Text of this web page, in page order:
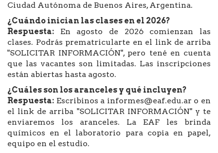
Ciudad Autónoma de Buenos Aires, Argentina.
¿Cuándo inician las clases en el 2026?
Respuesta: En agosto de 2026 comienzan las
clases. Podrás prematricularte en el link de arriba
"SOLICITAR INFORMACIÓN", pero tené en cuenta
que las vacantes son limitadas. Las inscripciones
están abiertas hasta agosto.
¿Cuáles son los aranceles y qué incluyen?
Respuesta: Escribinos a informes@eaf.edu.ar o en
el link de arriba "SOLICITAR INFORMACIÓN" y te
enviaremos los aranceles. La EAF les brinda
químicos en el laboratorio para copia en papel,
equipo en el estudio.